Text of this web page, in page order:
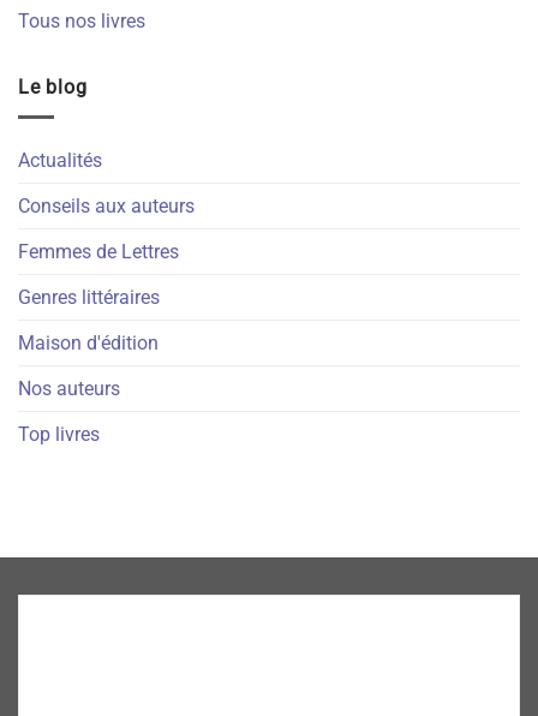
Tous nos livres
Le blog
Actualités
Conseils aux auteurs
Femmes de Lettres
Genres littéraires
Maison d'édition
Nos auteurs
Top livres